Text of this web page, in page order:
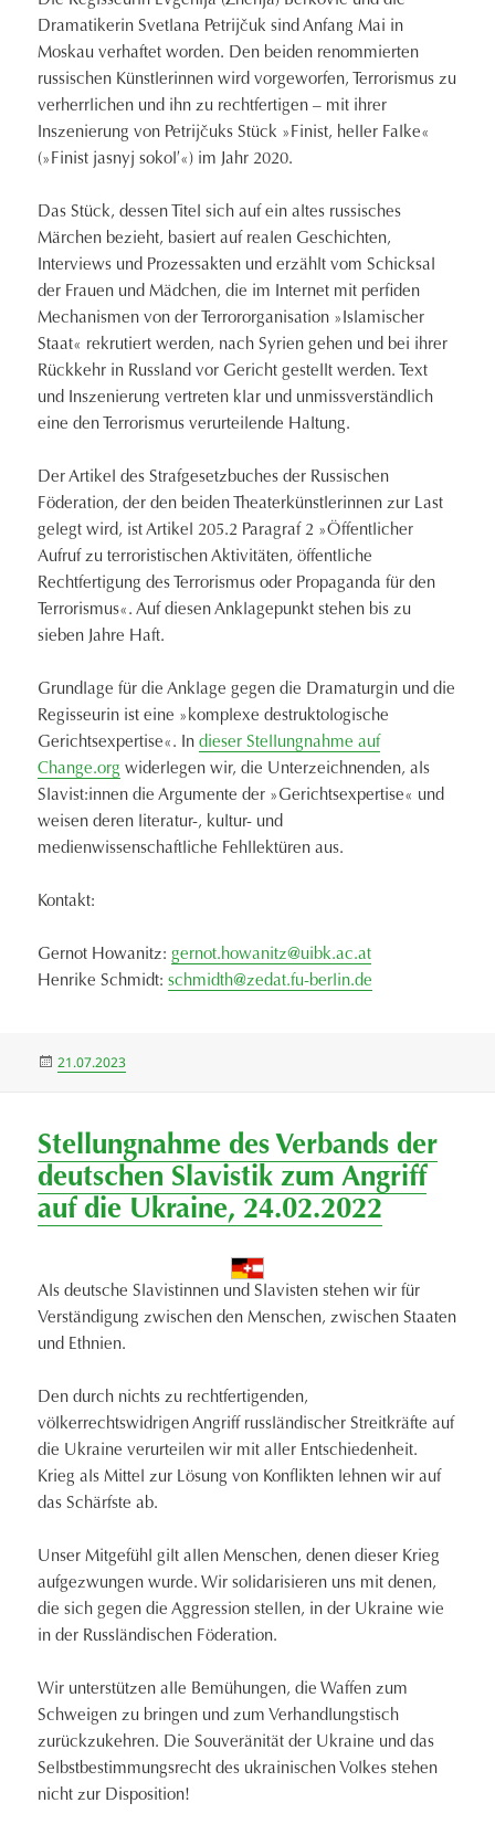
Dramatikerin Svetlana Petrijčuk sind Anfang Mai in
Moskau verhaftet worden. Den beiden renommierten
russischen Künstlerinnen wird vorgeworfen, Terrorismus zu
verherrlichen und ihn zu rechtfertigen – mit ihrer
Inszenierung von Petrijčuks Stück »Finist, heller Falke«
(»Finist jasnyj sokolʹ«) im Jahr 2020.
Das Stück, dessen Titel sich auf ein altes russisches
Märchen bezieht, basiert auf realen Geschichten,
Interviews und Prozessakten und erzählt vom Schicksal
der Frauen und Mädchen, die im Internet mit perfiden
Mechanismen von der Terrororganisation »Islamischer
Staat« rekrutiert werden, nach Syrien gehen und bei ihrer
Rückkehr in Russland vor Gericht gestellt werden. Text
und Inszenierung vertreten klar und unmissverständlich
eine den Terrorismus verurteilende Haltung.
Der Artikel des Strafgesetzbuches der Russischen
Föderation, der den beiden Theaterkünstlerinnen zur Last
gelegt wird, ist Artikel 205.2 Paragraf 2 »Öffentlicher
Aufruf zu terroristischen Aktivitäten, öffentliche
Rechtfertigung des Terrorismus oder Propaganda für den
Terrorismus«. Auf diesen Anklagepunkt stehen bis zu
sieben Jahre Haft.
Grundlage für die Anklage gegen die Dramaturgin und die
Regisseurin ist eine »komplexe destruktologische
Gerichtsexpertise«. Indieser Stellungnahme auf
Change.org widerlegen wir, die Unterzeichnenden, als
Slavist:innen die Argumente der »Gerichtsexpertise« und
weisen deren literatur-, kultur- und
medienwissenschaftliche Fehllektüren aus.
Kontakt:
Gernot Howanitz:gernot.howanitz@uibk.ac.at
Henrike Schmidt:schmidth@zedat.fu-berlin.de
Veröffentlicht
21.07.2023
Stellungnahme des Verbands der
deutschen Slavistik zum Angriff
auf die Ukraine, 24.02.2022
Als deutsche Slavistinnen und Slavisten stehen wir für
Verständigung zwischen den Menschen, zwischen Staaten
und Ethnien.
Den durch nichts zu rechtfertigenden,
völkerrechtswidrigen Angriff russländischer Streitkräfte auf
die Ukraine verurteilen wir mit aller Entschiedenheit.
Krieg als Mittel zur Lösung von Konflikten lehnen wir auf
das Schärfste ab.
Unser Mitgefühl gilt allen Menschen, denen dieser Krieg
aufgezwungen wurde. Wir solidarisieren uns mit denen,
die sich gegen die Aggression stellen, in der Ukraine wie
in der Russländischen Föderation.
Wir unterstützen alle Bemühungen, die Waffen zum
Schweigen zu bringen und zum Verhandlungstisch
zurückzukehren. Die Souveränität der Ukraine und das
Selbstbestimmungsrecht des ukrainischen Volkes stehen
nicht zur Disposition!